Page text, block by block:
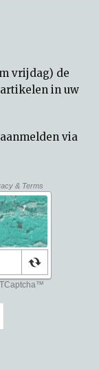
vrijdag) de
in uw
via